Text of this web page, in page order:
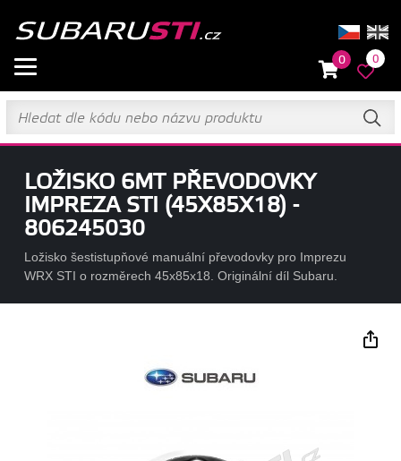
0 0
LOŽISKO 6MT PŘEVODOVKY
IMPREZA STI (45X85X18) -
806245030
Ložisko šestistupňové manuální převodovky pro Imprezu
WRX STI o rozměrech 45x85x18. Originální díl Subaru.